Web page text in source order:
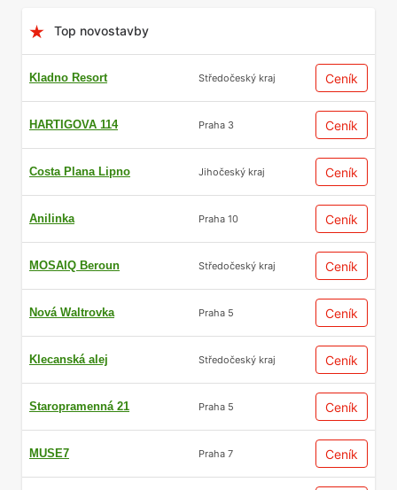
Top novostavby
Kladno Resort Středočeský kraj Ceník
HARTIGOVA 114 Praha 3 Ceník
Costa Plana Lipno Jihočeský kraj Ceník
Anilinka Praha 10 Ceník
MOSAIQ Beroun Středočeský kraj Ceník
Nová Waltrovka Praha 5 Ceník
Klecanská alej Středočeský kraj Ceník
Staropramenná 21 Praha 5 Ceník
MUSE7 Praha 7 Ceník